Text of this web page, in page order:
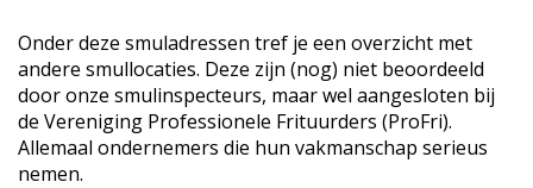
Onder deze smuladressen tref je een overzicht met
andere smullocaties. Deze zijn (nog) niet beoordeeld
door onze smulinspecteurs, maar wel aangesloten bij
de Vereniging Professionele Frituurders (ProFri).
Allemaal ondernemers die hun vakmanschap serieus
nemen.